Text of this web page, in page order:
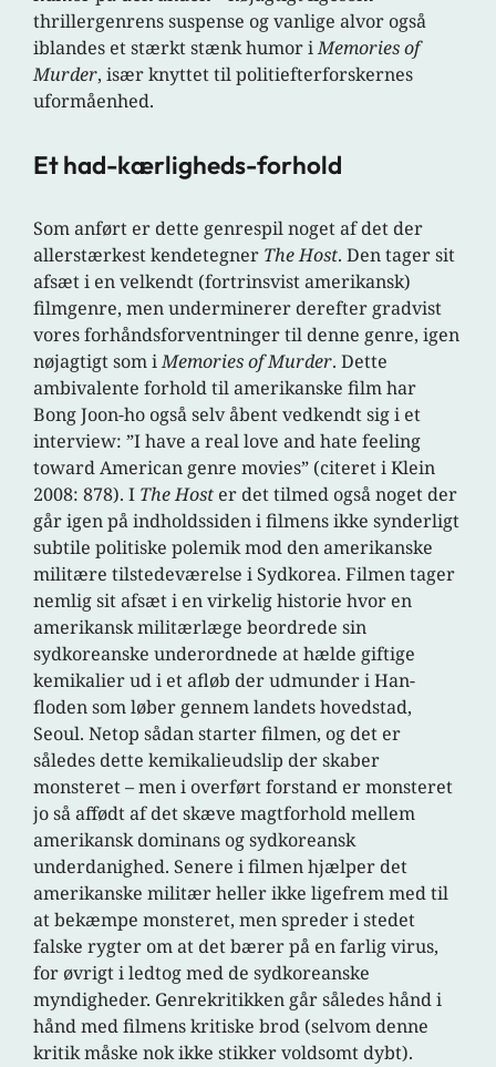
thrillergenrens suspense og vanlige alvor også
iblandes et stærkt stænk humor iMemories of
Murder, især knyttet til politiefterforskernes
uformåenhed.
Et had-kærligheds-forhold
Som anført er dette genrespil noget af det der
allerstærkest kendetegner The Host. Den tager sit
afsæt i en velkendt (fortrinsvist amerikansk)
filmgenre, men underminerer derefter gradvist
vores forhåndsforventninger til denne genre, igen
nøjagtigt som iMemories of Murder. Dette
ambivalente forhold til amerikanske film har
Bong Joon-ho også selv åbent vedkendt sig i et
interview: ”I have a real love and hate feeling
toward American genre movies” (citeret i Klein
2008: 878). I The Host er det tilmed også noget der
går igen på indholdssiden i filmens ikke synderligt
subtile politiske polemik mod den amerikanske
militære tilstedeværelse i Sydkorea. Filmen tager
nemlig sit afsæt i en virkelig historie hvor en
amerikansk militærlæge beordrede sin
sydkoreanske underordnede at hælde giftige
kemikalier ud i et afløb der udmunder i Han-
floden som løber gennem landets hovedstad,
Seoul. Netop sådan starter filmen, og det er
således dette kemikalieudslip der skaber
monsteret – men i overført forstand er monsteret
jo så affødt af det skæve magtforhold mellem
amerikansk dominans og sydkoreansk
underdanighed. Senere i filmen hjælper det
amerikanske militær heller ikke ligefrem med til
at bekæmpe monsteret, men spreder i stedet
falske rygter om at det bærer på en farlig virus,
for øvrigt i ledtog med de sydkoreanske
myndigheder. Genrekritikken går således hånd i
hånd med filmens kritiske brod (selvom denne
kritik måske nok ikke stikker voldsomt dybt).